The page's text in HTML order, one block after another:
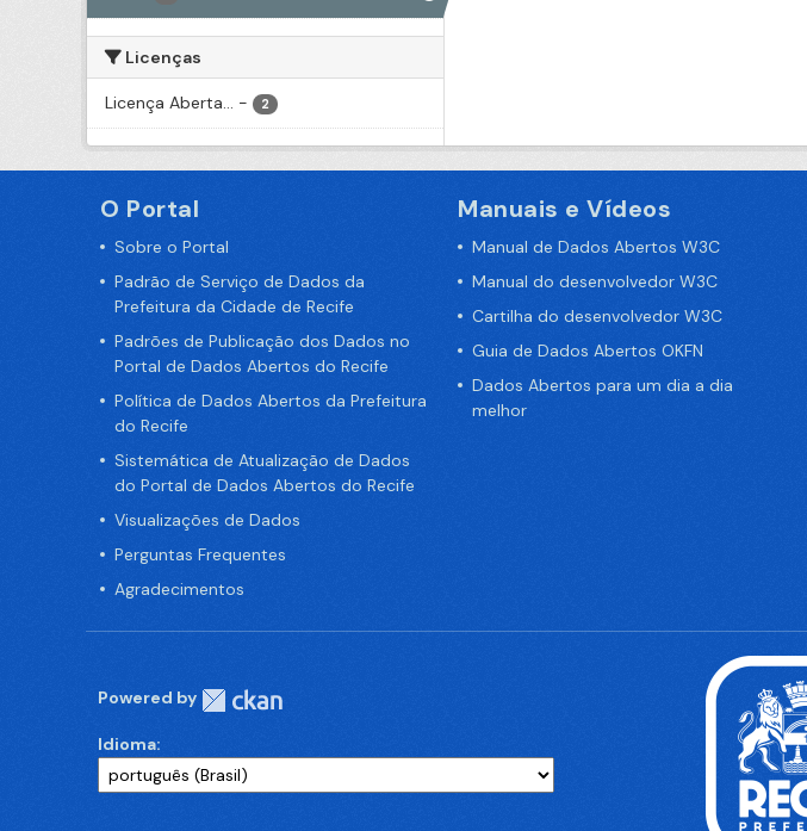
Licenças
Licença Aberta... - 2
O Portal
Sobre o Portal
Padrão de Serviço de Dados da
Prefeitura da Cidade de Recife
Padrões de Publicação dos Dados no
Portal de Dados Abertos do Recife
Política de Dados Abertos da Prefeitura
do Recife
Sistemática de Atualização de Dados
do Portal de Dados Abertos do Recife
Visualizações de Dados
Perguntas Frequentes
Agradecimentos
Manuais e Vídeos
Manual de Dados Abertos W3C
Manual do desenvolvedor W3C
Cartilha do desenvolvedor W3C
Guia de Dados Abertos OKFN
Dados Abertos para um dia a dia
melhor
Powered by
Idioma